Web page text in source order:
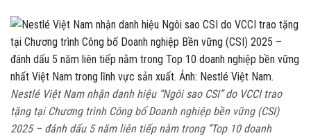
Nestlé Việt Nam nhận danh hiệu “Ngôi sao CSI” do VCCI trao
tặng tại Chương trình Công bố Doanh nghiệp bền vững (CSI)
2025 – đánh dấu 5 năm liên tiếp nằm trong “Top 10 doanh